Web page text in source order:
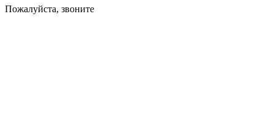
Пожалуйста, звоните